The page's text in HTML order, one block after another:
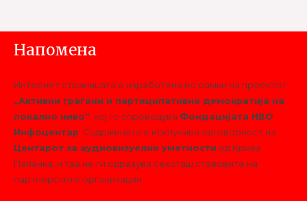
Напомена
Интернет страницата е изработена во рамки на проектот
„Активни граѓани и партиципативна демократија на
локално ниво“, кој го спроведува Фондацијата НВО
Инфоцентар. Содржината е исклучива одговорност на
Центарот за аудиовизуелни уметности од Крива
Паланка, и таа не ги одразува секогаш ставовите на
партнерските организации.